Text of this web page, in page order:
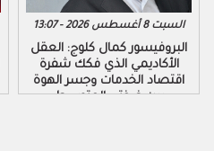
السبت 8 أغسطس 2026 - 13:07
البروفيسور كمال كلوج: العقل
الأكاديمي الذي فكك شفرة
اقتصاد الخدمات وجسر الهوة
بين ضفتي المتوسط